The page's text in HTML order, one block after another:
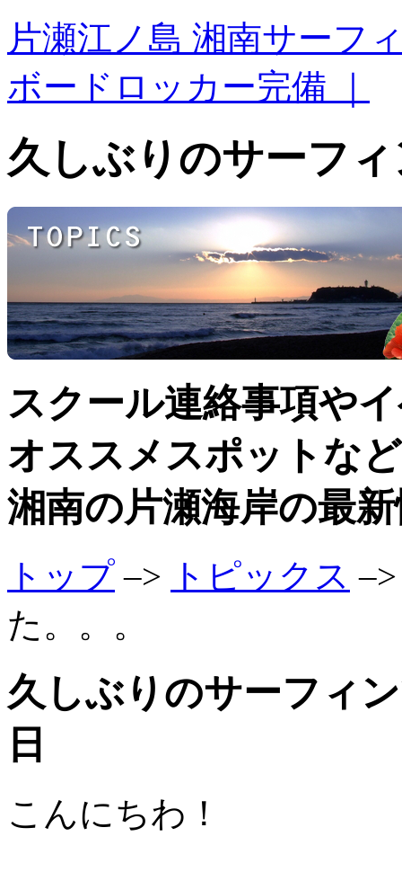
片瀬江ノ島 湘南サーフ
ボードロッカー完備 ｜
久しぶりのサーフ
スクール連絡事項や
オススメスポットなど
湘南の片瀬海岸の最
トップ –> トピックス
た。。。
久しぶりのサーフィ
日
こんにちわ！